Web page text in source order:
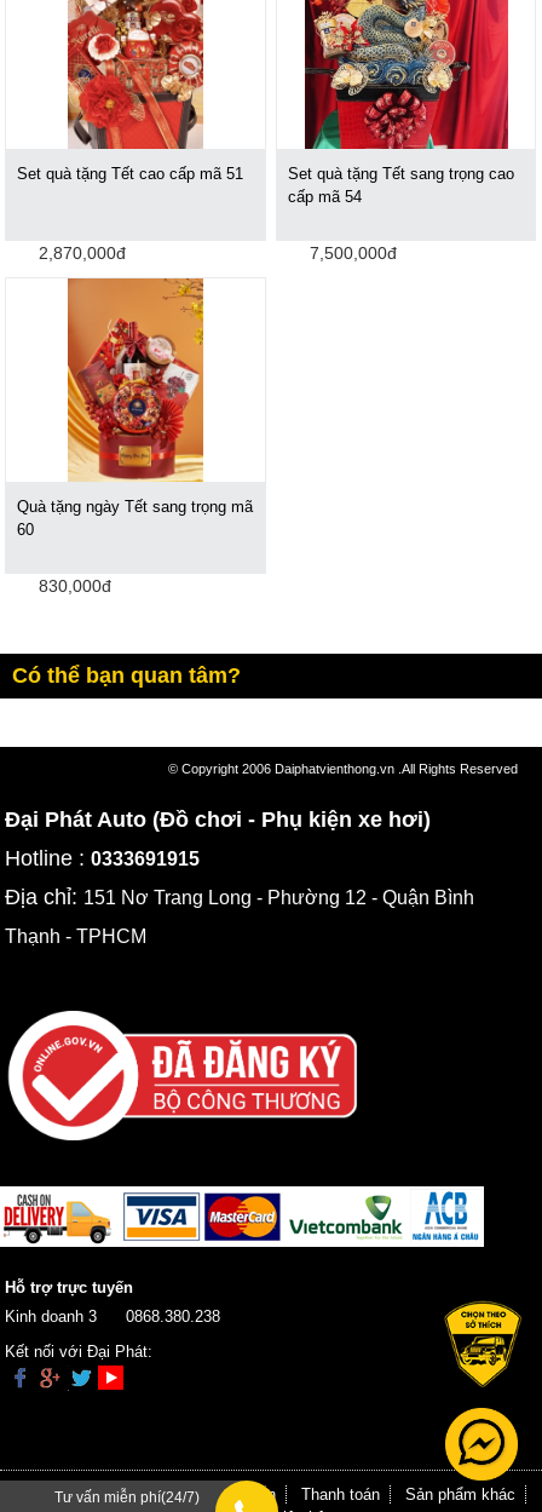
Set quà tặng Tết cao cấp mã 51
2,870,000đ
Set quà tặng Tết sang trọng cao
cấp mã 54
7,500,000đ
Quà tặng ngày Tết sang trọng mã
60
830,000đ
Có thể bạn quan tâm?
© Copyright 2006 Daiphatvienthong.vn .All Rights Reserved
Đại Phát Auto (Đồ chơi - Phụ kiện xe hơi)
Hotline :0333691915
Địa chỉ: 151 Nơ Trang Long - Phường 12 - Quận Bình
Thạnh - TPHCM
Hỗ trợ trực tuyến
Kinh doanh 3
0868.380.238
Kết nối với Đại Phát:
Trang chủ Giới thiệu Hướng dẫn Thanh toán
Sản phẩm khác
Tư vấn miễn phí(24/7)